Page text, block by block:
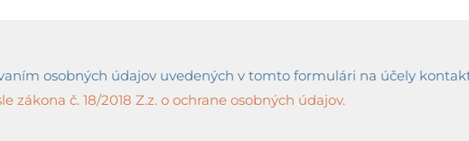
osobných údajov uvedených v tomto formulári na účely
zákona č. 18/2018 Z.z. o ochrane osobných údajov.